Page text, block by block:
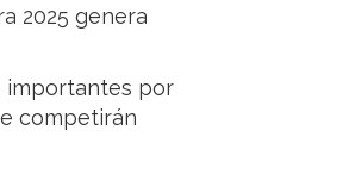
2025 genera
importantes por
competirán